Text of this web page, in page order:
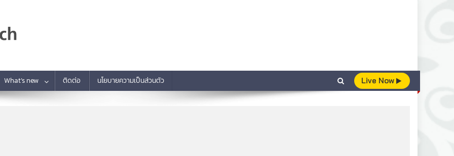
What’s new ติดต่อ นโยบายความเป็นส่วนตัว Live Now